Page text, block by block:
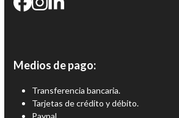
Medios de pago:
Transferencia bancaria.
Tarjetas de crédito y débito.